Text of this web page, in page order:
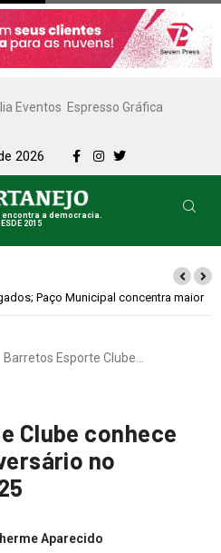
Eventos Espresso Gráfica
2026
encontra a democracia.
2015
para discutir desenvolvimento
Barretos Esporte Clube…
Clube conhece
no
Aparecido